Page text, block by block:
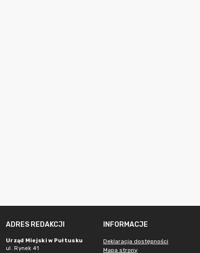
ADRES REDAKCJI
Urząd Miejski w Pułtusku
ul. Rynek 41
INFORMACJE
Deklaracja dostępności
Mapa strony